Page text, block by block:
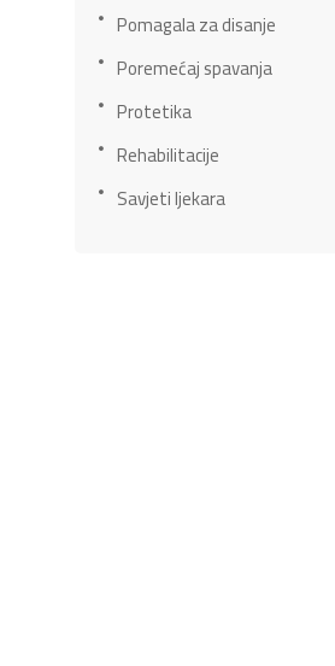
Pomagala za disanje
Poremećaj spavanja
Protetika
Rehabilitacije
Savjeti ljekara